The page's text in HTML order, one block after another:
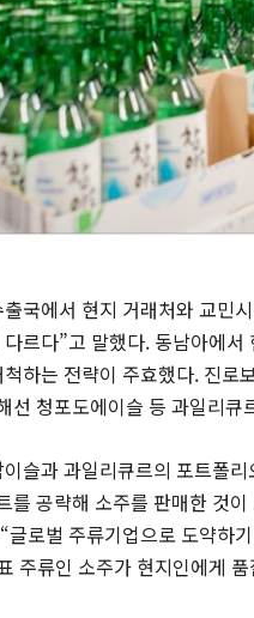
국에서 현지 거래처와 교민
르다”고 말했다. 동남아에
하는 전략이 주효했다. 진
선 청포도에이슬 등 과일리큐
슬과 과일리큐르의 포트폴
를 공략해 소주를 판매한 것
글로벌 주류기업으로 도약하
주류인 소주가 현지인에게